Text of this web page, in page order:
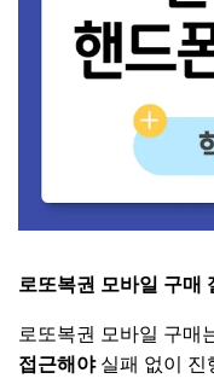
로또복권 모바일 구매
로또복권 모바일 구매
접근해야실패 없이 진